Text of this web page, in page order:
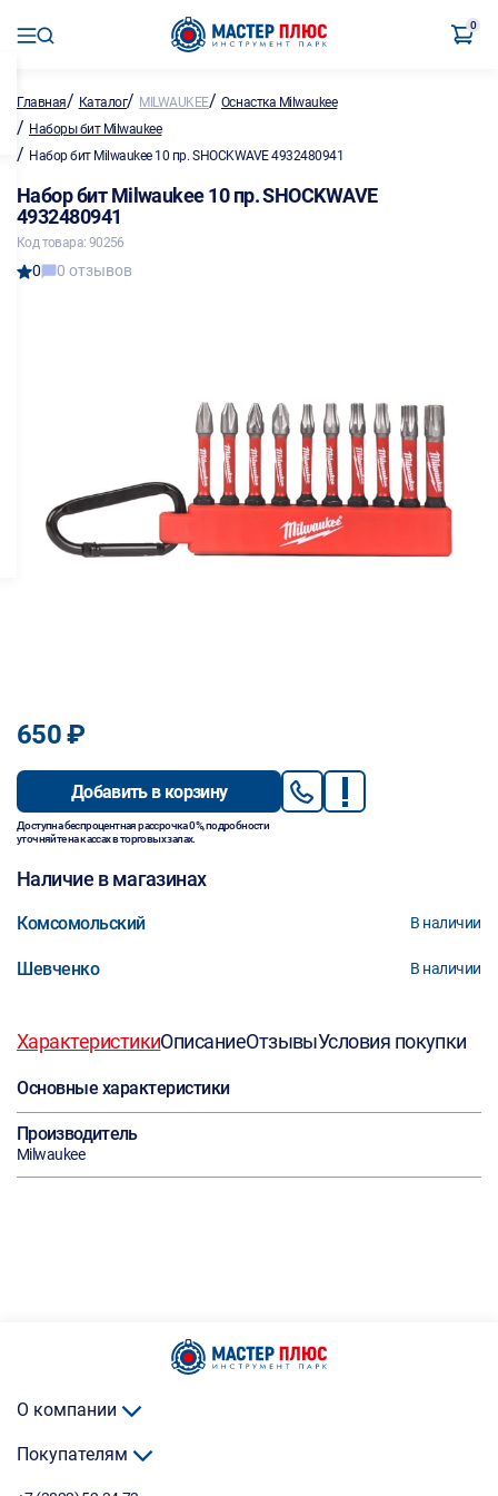
0
Главная/ Каталог/ MILWAUKEE/ Оснастка Milwaukee
/ Наборы бит Milwaukee
/ Набор бит Milwaukee 10 пр. SHOCKWAVE 4932480941
Набор бит Milwaukee 10 пр. SHOCKWAVE
4932480941
Код товара: 90256
0 0 отзывов
650 ₽
Добавить в корзину
Доступна беспроцентная рассрочка 0%, подробности
уточняйте на кассах в торговых залах.
Наличие в магазинах
Комсомольский В наличии
Шевченко В наличии
ХарактеристикиОписаниеОтзывыУсловия покупки
Основные характеристики
Производитель
Milwaukee
О компании
Покупателям